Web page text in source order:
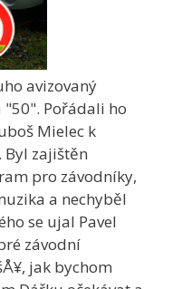
avizovaný
"50". Pořádali ho
Mielec k
Byl zajištěn
pro závodníky,
a nechyběl
se ujal Pavel
závodní
jak bychom